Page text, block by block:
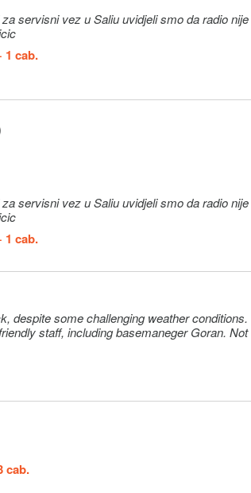
da radio nije u funkciji.
1 cab.
da radio nije u funkciji.
1 cab.
despite some challenging weather conditions.
staff, including basemaneger Goran.
cab.